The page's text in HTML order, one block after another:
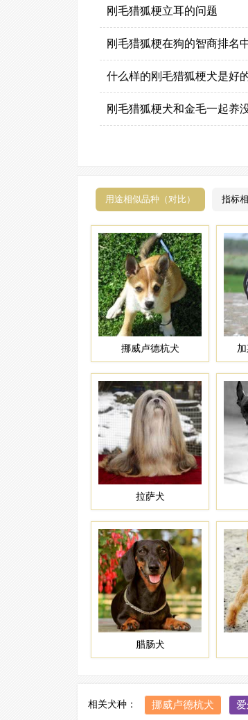
刚毛猎狐梗立耳的问题
刚毛猎狐梗在狗的智商排名
什么样的刚毛猎狐梗犬是好
刚毛猎狐梗犬和金毛一起养
用途相似品种（对比） 指标
挪威卢德杭犬
拉萨犬
腊肠犬
相关犬种： 挪威卢德杭犬